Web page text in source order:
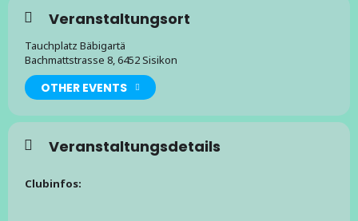
Veranstaltungsort
Tauchplatz Bäbigartä
Bachmattstrasse 8, 6452 Sisikon
OTHER EVENTS
Veranstaltungsdetails
Clubinfos: